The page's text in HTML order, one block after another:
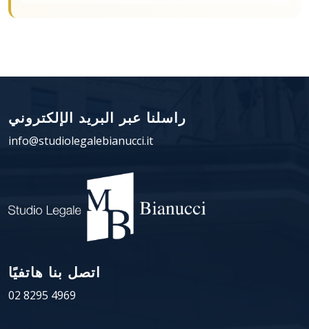
راسلنا عبر البريد الإلكتروني
info@studiolegalebianucci.it
اتصل بنا هاتفيًا
02 8295 4969